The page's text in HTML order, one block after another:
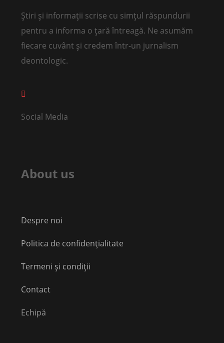
Știri și informații scrise cu simțul răspundurii
pentru a informa o țară întreagă. Ne asumăm
fiecare cuvânt și credem într-un jurnalism
deontologic.
Social Media
About us
Despre noi
Politica de confidențialitate
Termeni și condiții
Contact
Echipă